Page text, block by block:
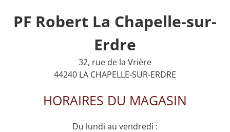
PF Robert La Chapelle-sur-
Erdre
32, rue de la Vrière
44240 LA CHAPELLE-SUR-ERDRE
HORAIRES DU MAGASIN
Du lundi au vendredi :